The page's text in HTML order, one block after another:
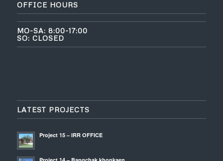
OFFICE HOURS
MO-SA: 8:00-17:00
SO: CLOSED
LATEST PROJECTS
Project 15 – IRR OFFICE